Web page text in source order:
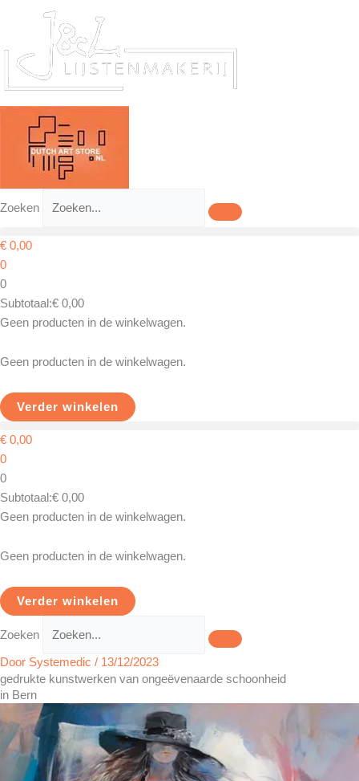
de
inhoud
Zoeken
€ 0,00
0
0
Subtotaal:€ 0,00
Geen producten in de winkelwagen.
Geen producten in de winkelwagen.
Verder winkelen
€ 0,00
0
0
Subtotaal:€ 0,00
Geen producten in de winkelwagen.
Geen producten in de winkelwagen.
Verder winkelen
Zoeken
Door Systemedic / 13/12/2023
gedrukte kunstwerken van ongeëvenaarde schoonheid
in Bern